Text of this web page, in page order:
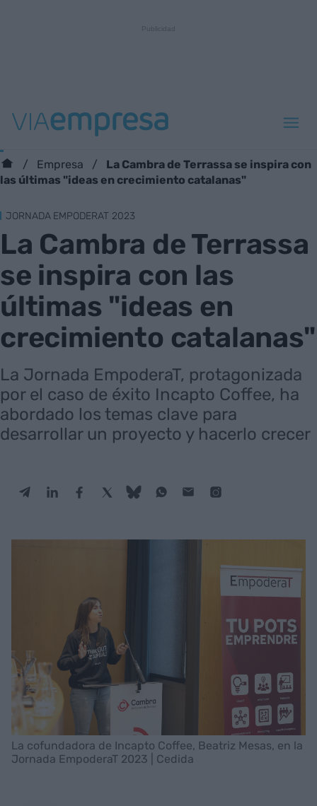
Empresa
La Cambra de Terrassa se inspira con
las últimas "ideas en crecimiento catalanas"
JORNADA EMPODERAT 2023
La Cambra de Terrassa
se inspira con las
últimas "ideas en
crecimiento catalanas"
La Jornada EmpoderaT, protagonizada
por el caso de éxito Incapto Coffee, ha
abordado los temas clave para
desarrollar un proyecto y hacerlo crecer
La cofundadora de Incapto Coffee, Beatriz Mesas, en la
Jornada EmpoderaT 2023 | Cedida